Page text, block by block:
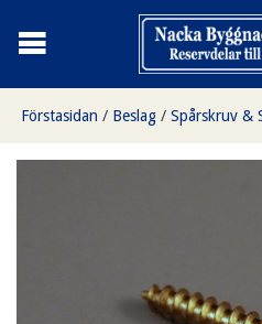
Förstasidan / Beslag / Spårskruv &